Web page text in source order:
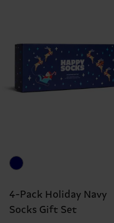
4-Pack Holiday Navy
Socks Gift Set